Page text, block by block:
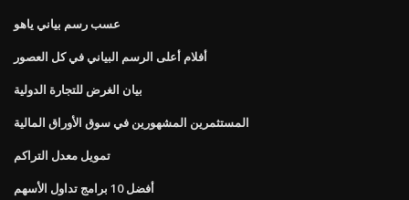
عسب رسم بياني ياهو
أفلام أعلى الرسم البياني في كل العصور
بيان الغرض للتجارة الدولية
المستثمرين المشهورين في سوق الأوراق المالية
تمويل معدل التراكم
أفضل 10 برامج تداول الأسهم